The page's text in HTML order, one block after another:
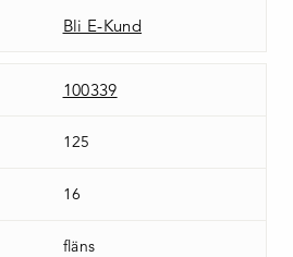
Bli E-Kund
100339
125
16
fläns